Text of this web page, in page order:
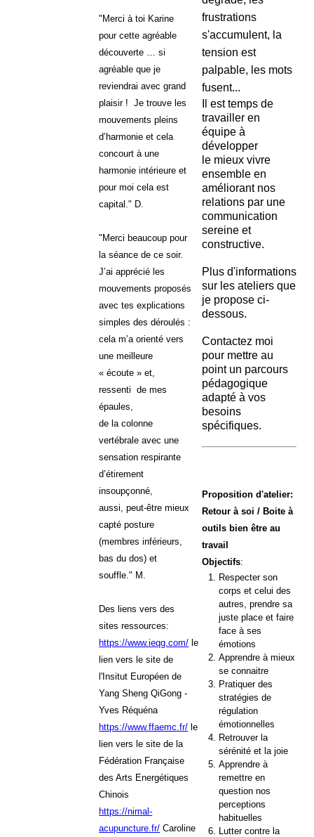
"Merci à toi Karine
pour cette agréable
découverte … si
agréable que je
reviendrai avec grand
plaisir ! Je trouve les
mouvements pleins
d’harmonie et cela
concourt à une
harmonie intérieure et
pour moi cela est
capital." D.
"Merci beaucoup pour
la séance de ce soir.
J’ai apprécié les
mouvements proposés
avec tes explications
simples des déroulés :
cela m’a orienté vers
une meilleure
« écoute » et,
ressenti de mes
épaules,
de la colonne
vertébrale avec une
sensation respirante
d’étirement
insoupçonné,
aussi, peut-être mieux
capté posture
(membres inférieurs,
bas du dos) et
souffle." M.
Des liens vers des
sites ressources:
https://www.ieqg.com/ le
lien vers le site de
l'Insitut Européen de
Yang Sheng QiGong -
Yves Réquéna
https://www.ffaemc.fr/ le
lien vers le site de la
Fédération Française
des Arts Energétiques
Chinois
https://nimal-
acupuncture.fr/ Caroline
frustrations
s'accumulent, la
tension est
palpable, les mots
fusent...
Il est temps de
travailler en
équipe à
développer
le mieux vivre
ensemble en
améliorant nos
relations par une
communication
sereine et
constructive.
Plus d'informations
sur les ateliers que
je propose ci-
dessous.
Contactez moi
pour mettre au
point un parcours
pédagogique
adapté à vos
besoins
spécifiques.
Proposition d'atelier:
Retour à soi / Boite à
outils bien être au
travail
Objectifs:
Respecter son
corps et celui des
autres, prendre sa
juste place et faire
face à ses
émotions
Apprendre à mieux
se connaitre
Pratiquer des
stratégies de
régulation
émotionnelles
Retrouver la
sérénité et la joie
Apprendre à
remettre en
question nos
perceptions
habituelles
Lutter contre la